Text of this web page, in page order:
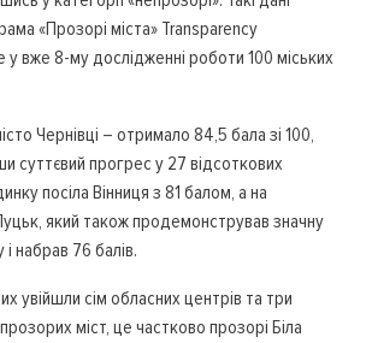
«Прозорі міста» Transparency
вже 8-му дослідженні роботи 100 міських
Чернівці – отримало 84,5 бала зі 100,
суттєвий прогрес у 27 відсоткових
посіла Вінниця з 81 балом, а на
який також продемонстрував значну
набрав 76 балів.
увійшли сім обласних центрів та три
міст, це частково прозорі Біла